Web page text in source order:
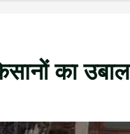
का उबाल